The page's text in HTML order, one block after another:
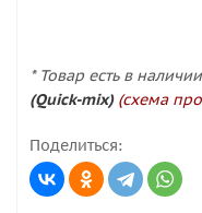
* Товар есть в наличии
(Quick-mix) (схема
Поделиться: